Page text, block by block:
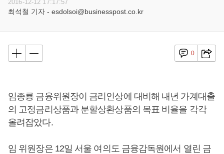
2016-12-12 17:17:57
최석철 기자 - esdolsoi@businesspost.co.kr
0
임종룡 금융위원장이 금리인상에 대비해 내년 가계대출
의 고정금리상품과 분할상환상품의 목표 비율을 각각
올려잡았다.
임 위원장은 12일 서울 여의도 금융감독원에서 열린 금